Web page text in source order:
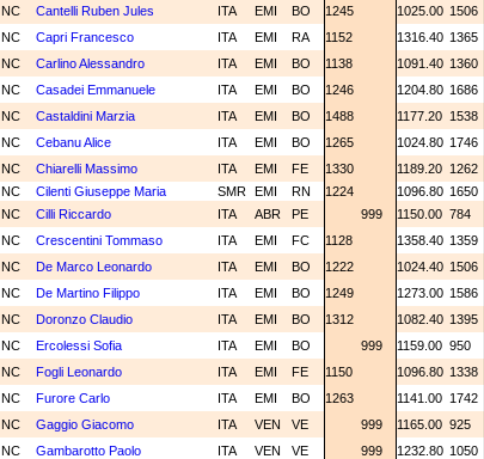
NC Cantelli Ruben Jules ITA EMI BO 1245 1025.00 1506
NC Capri Francesco ITA EMI RA 1152 1316.40 1365
NC Carlino Alessandro ITA EMI BO 1138 1091.40 1360
NC Casadei Emmanuele ITA EMI BO 1246 1204.80 1686
NC Castaldini Marzia ITA EMI BO 1488 1177.20 1538
NC Cebanu Alice ITA EMI BO 1265 1024.80 1746
NC Chiarelli Massimo ITA EMI FE 1330 1189.20 1262
NC Cilenti Giuseppe Maria SMR EMI RN 1224 1096.80 1650
NC Cilli Riccardo ITA ABR PE 999 1150.00 784
NC Crescentini Tommaso ITA EMI FC 1128 1358.40 1359
NC De Marco Leonardo ITA EMI BO 1222 1024.40 1506
NC De Martino Filippo ITA EMI BO 1249 1273.00 1586
NC Doronzo Claudio ITA EMI BO 1312 1082.40 1395
NC Ercolessi Sofia ITA EMI BO 999 1159.00 950
NC Fogli Leonardo ITA EMI FE 1150 1096.80 1338
NC Furore Carlo ITA EMI BO 1263 1141.00 1742
NC Gaggio Giacomo ITA VEN VE 999 1165.00 925
NC Gambarotto Paolo ITA VEN VE 999 1232.80 1050